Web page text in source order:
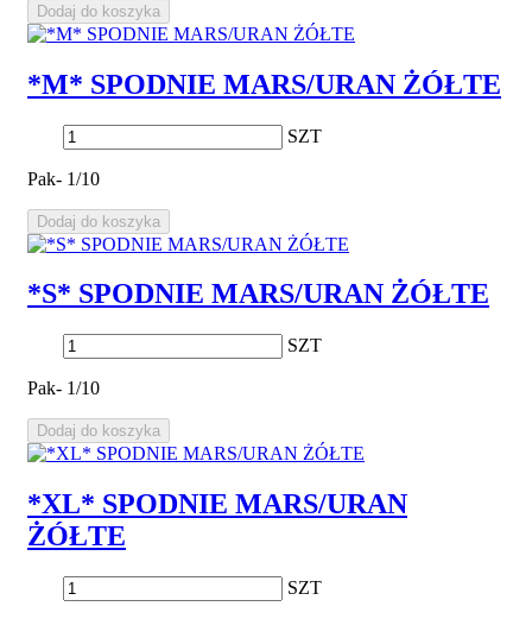
Dodaj do koszyka
*M* SPODNIE MARS/URAN ŻÓŁTE
SZT
Pak- 1/10
Dodaj do koszyka
*S* SPODNIE MARS/URAN ŻÓŁTE
SZT
Pak- 1/10
Dodaj do koszyka
*XL* SPODNIE MARS/URAN
ŻÓŁTE
SZT